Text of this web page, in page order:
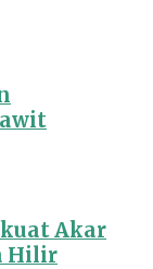
Akar
Hilir